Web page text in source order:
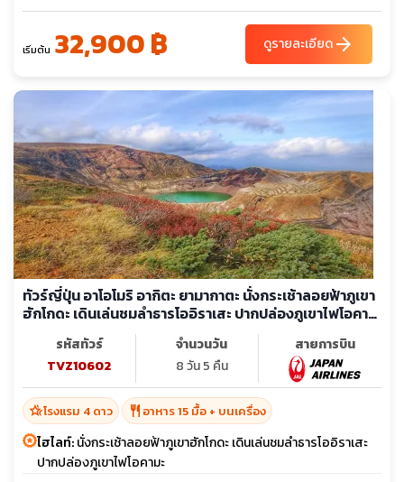
เริ่มต้น 32,900 ฿ ดูรายละเอียดarrow_forward
ทัวร์ญี่ปุ่น อาโอโมริ อากิตะ ยามากาตะ นั่งกระเช้าลอยฟ้าภูเขา
ฮักโกดะ เดินเล่นชมลำธารโออิราเสะ ปากปล่องภูเขาไฟโอคา
รหัสทัวร์
TVZ10602
จำนวนวัน
8 วัน 5 คืน
สายการบิน
hotel_classโรงแรม 4 ดาว restaurant อาหาร 15 มื้อ + บนเครื่อง
ไฮไลท์:นั่งกระเช้าลอยฟ้าภูเขาฮักโกดะ เดินเล่นชมลำธารโออิราเสะ
ปากปล่องภูเขาไฟโอคามะ